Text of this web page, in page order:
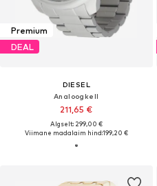
Premium
DEAL
DIESEL
Analoogkell
211,65 €
Algselt: 299,00 €
Viimane madalaim hind:199,20 €